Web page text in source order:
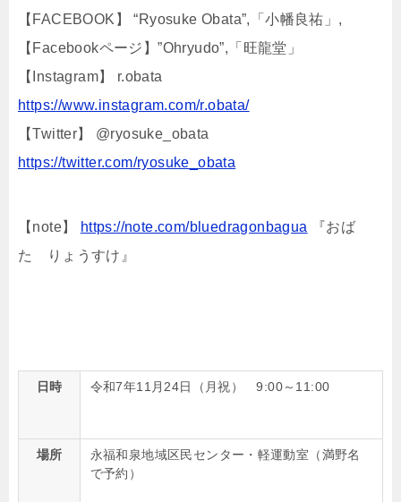
【FACEBOOK】 “Ryosuke Obata”,「小幡良祐」,
【Facebookページ】”Ohryudo”,「旺龍堂」
【Instagram】 r.obata
https://www.instagram.com/r.obata/
【Twitter】 @ryosuke_obata
https://twitter.com/ryosuke_obata
【note】 https://note.com/bluedragonbagua 『おば
た りょうすけ』
日時 令和7年11月24日（月祝） 9:00～11:00
場所
永福和泉地域区民センター・軽運動室（満野名
で予約）